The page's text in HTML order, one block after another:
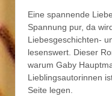
Eine spannende
Spannung pur, da
Liebesgeschichten-
lesenswert. Dieser
warum Gaby
Lieblingsautorinnen
Seite legen.